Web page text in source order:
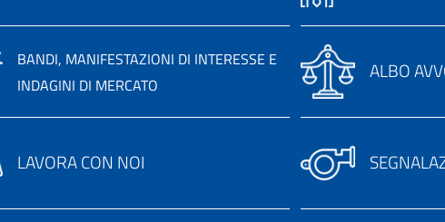
BANDI, MANIFESTAZIONI DI INTERESSE E
INDAGINI DI MERCATO
ALBO
LAVORA CON NOI